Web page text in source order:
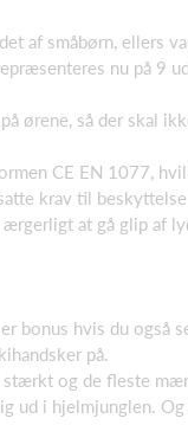
af småbørn, ellers
nu på 9
ørene, så der skal
CE EN 1077,
krav til
at gå glip af
bonus hvis du også
på.
og de fleste
ud i hjelmjunglen.